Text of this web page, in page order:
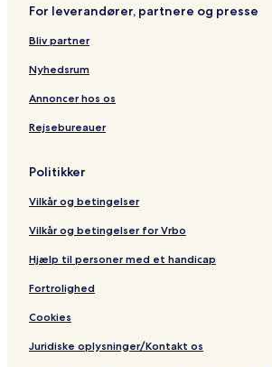
s
'
A
n
n
c
For leverandører, partnere og presse
Bliv partner
Nyhedsrum
Annoncer hos os
Rejsebureauer
Politikker
Vilkår og betingelser
Vilkår og betingelser for Vrbo
Hjælp til personer med et handicap
Fortrolighed
Cookies
Juridiske oplysninger/Kontakt os